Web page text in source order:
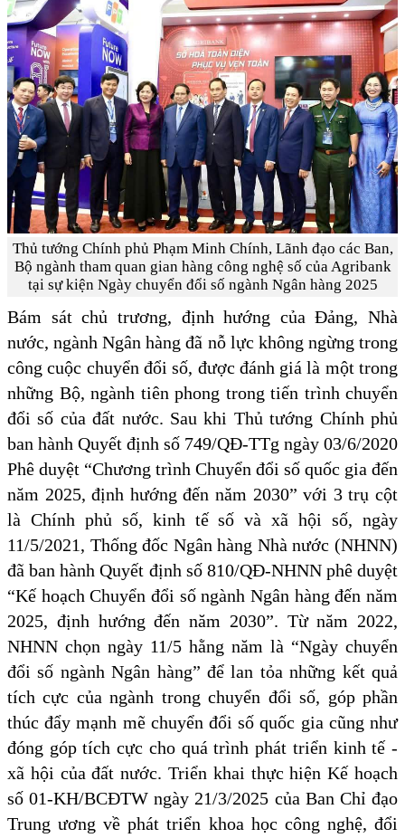
Thủ tướng Chính phủ Phạm Minh Chính, Lãnh đạo các Ban,
Bộ ngành tham quan gian hàng công nghệ số của Agribank
tại sự kiện Ngày chuyển đổi số ngành Ngân hàng 2025
Bám sát chủ trương, định hướng của Đảng, Nhà
nước, ngành Ngân hàng đã nỗ lực không ngừng trong
công cuộc chuyển đổi số, được đánh giá là một trong
những Bộ, ngành tiên phong trong tiến trình chuyển
đổi số của đất nước. Sau khi Thủ tướng Chính phủ
ban hành Quyết định số 749/QĐ-TTg ngày 03/6/2020
Phê duyệt “Chương trình Chuyển đổi số quốc gia đến
năm 2025, định hướng đến năm 2030” với 3 trụ cột
là Chính phủ số, kinh tế số và xã hội số, ngày
11/5/2021, Thống đốc Ngân hàng Nhà nước (NHNN)
đã ban hành Quyết định số 810/QĐ-NHNN phê duyệt
“Kế hoạch Chuyển đổi số ngành Ngân hàng đến năm
2025, định hướng đến năm 2030”. Từ năm 2022,
NHNN chọn ngày 11/5 hằng năm là “Ngày chuyển
đổi số ngành Ngân hàng” để lan tỏa những kết quả
tích cực của ngành trong chuyển đổi số, góp phần
thúc đẩy mạnh mẽ chuyển đổi số quốc gia cũng như
đóng góp tích cực cho quá trình phát triển kinh tế -
xã hội của đất nước. Triển khai thực hiện Kế hoạch
số 01-KH/BCĐTW ngày 21/3/2025 của Ban Chỉ đạo
Trung ương về phát triển khoa học công nghệ, đổi